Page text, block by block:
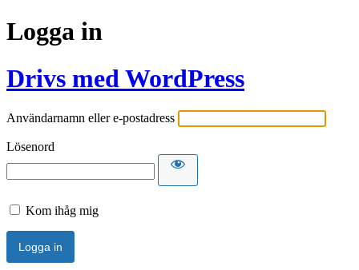
Logga in
Drivs med WordPress
Användarnamn eller e-postadress
Lösenord
Kom ihåg mig